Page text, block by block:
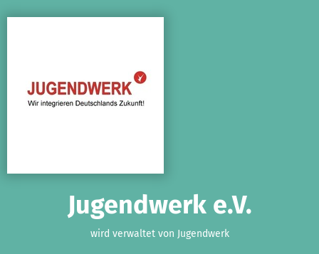
Jugendwerk e.V.
wird verwaltet von Jugendwerk